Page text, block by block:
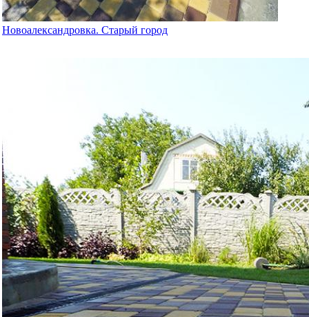
Новоалександровка. Старый город